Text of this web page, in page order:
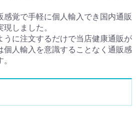
感覚で手軽に個人輸入でき国内通販
しました。
うに注文するだけで当店健康通販が
個人輸入を意識することなく通販感